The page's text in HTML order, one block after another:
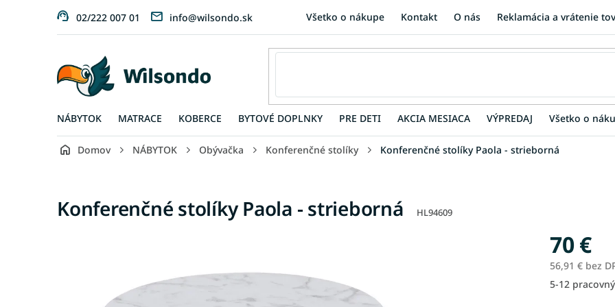
02/222 007 01 info@wilsondo.sk Všetko o nákupe Kontakt O nás Reklamácia a vrátenie
NÁBYTOK MATRACE KOBERCE BYTOVÉ DOPLNKY PRE DETI AKCIA MESIACA VÝPREDAJ Všetko o
Domov NÁBYTOK Obývačka Konferenčné stolíky Konferenčné stolíky Paola - strieborná
Konferenčné stolíky Paola - strieborná HL94609
70 €
56,91 € bez
Jednotková
5-12